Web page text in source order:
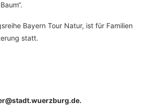
Bayern Tour Natur, ist für Familien
statt.